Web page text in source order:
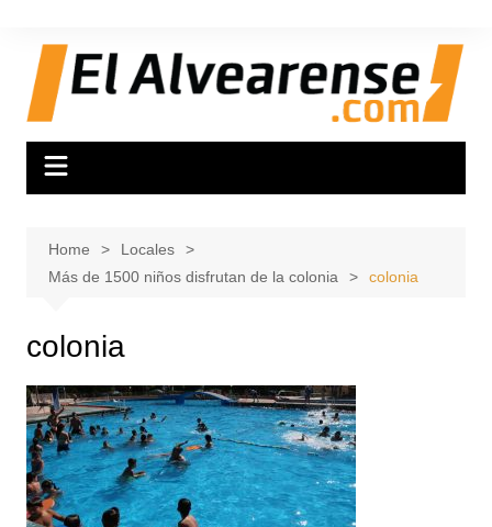
content
Home
Locales
Más de 1500 niños disfrutan de la colonia
colonia
colonia